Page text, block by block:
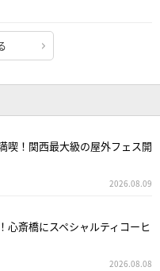
喫！関西最大級の屋外フェス開
2026.08.09
心斎橋にスペシャルティコーヒ
2026.08.08